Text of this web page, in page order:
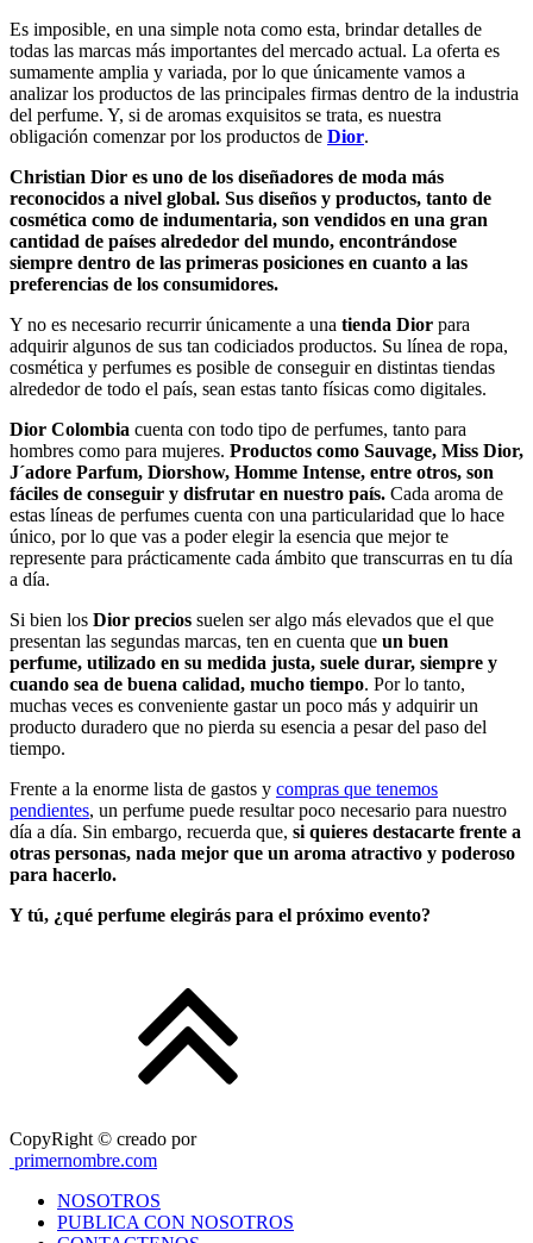
Es imposible, en una simple nota como esta, brindar detalles de
todas las marcas más importantes del mercado actual. La oferta es
sumamente amplia y variada, por lo que únicamente vamos a
analizar los productos de las principales firmas dentro de la industria
del perfume. Y, si de aromas exquisitos se trata, es nuestra
obligación comenzar por los productos de Dior.
Christian Dior es uno de los diseñadores de moda más
reconocidos a nivel global. Sus diseños y productos, tanto de
cosmética como de indumentaria, son vendidos en una gran
cantidad de países alrededor del mundo, encontrándose
siempre dentro de las primeras posiciones en cuanto a las
preferencias de los consumidores.
Y no es necesario recurrir únicamente a una tienda Dior para
adquirir algunos de sus tan codiciados productos. Su línea de ropa,
cosmética y perfumes es posible de conseguir en distintas tiendas
alrededor de todo el país, sean estas tanto físicas como digitales.
Dior Colombia cuenta con todo tipo de perfumes, tanto para
hombres como para mujeres. Productos como Sauvage, Miss Dior,
J´adore Parfum, Diorshow, Homme Intense, entre otros, son
fáciles de conseguir y disfrutar en nuestro país. Cada aroma de
estas líneas de perfumes cuenta con una particularidad que lo hace
único, por lo que vas a poder elegir la esencia que mejor te
represente para prácticamente cada ámbito que transcurras en tu día
a día.
Si bien los Dior precios suelen ser algo más elevados que el que
presentan las segundas marcas, ten en cuenta que un buen
perfume, utilizado en su medida justa, suele durar, siempre y
cuando sea de buena calidad, mucho tiempo. Por lo tanto,
muchas veces es conveniente gastar un poco más y adquirir un
producto duradero que no pierda su esencia a pesar del paso del
tiempo.
Frente a la enorme lista de gastos y compras que tenemos
pendientes, un perfume puede resultar poco necesario para nuestro
día a día. Sin embargo, recuerda que, si quieres destacarte frente a
otras personas, nada mejor que un aroma atractivo y poderoso
para hacerlo.
Y tú, ¿qué perfume elegirás para el próximo evento?
CopyRight © creado por
primernombre.com
NOSOTROS
PUBLICA CON NOSOTROS